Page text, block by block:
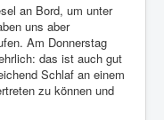
an Bord, um unter
uns aber
Am Donnerstag
das ist auch gut
Schlaf an einem
zu können und